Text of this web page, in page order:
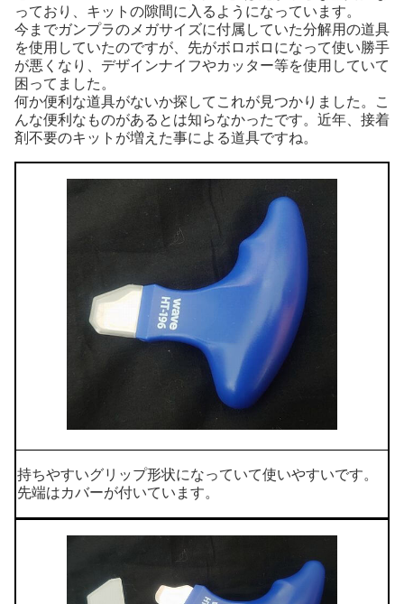
っており、キットの隙間に入るようになっています。
今までガンプラのメガサイズに付属していた分解用の道具
を使用していたのですが、先がボロボロになって使い勝手
が悪くなり、デザインナイフやカッター等を使用していて
困ってました。
何か便利な道具がないか探してこれが見つかりました。こ
んな便利なものがあるとは知らなかったです。近年、接着
剤不要のキットが増えた事による道具ですね。
持ちやすいグリップ形状になっていて使いやすいです。
先端はカバーが付いています。